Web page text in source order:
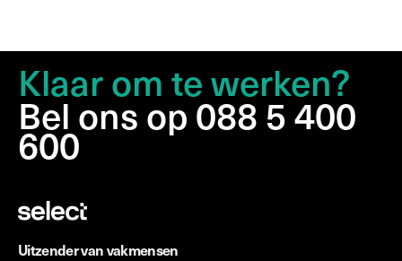
Klaar om te werken?
Bel ons op 088 5 400
600
Uitzender van vakmensen